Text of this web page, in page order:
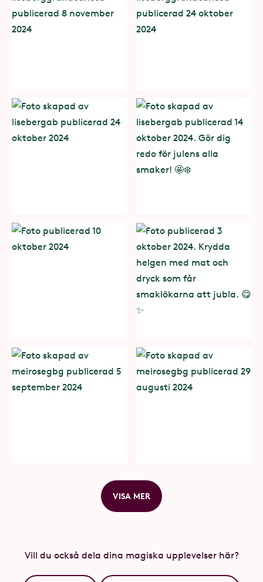
VISA MER
Vill du också dela dina magiska upplevelser här?